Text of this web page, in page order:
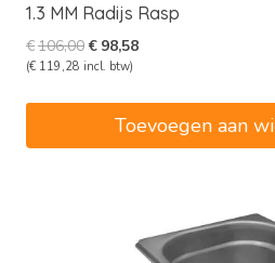
1.3 MM Radijs Rasp
€106,00Oorspronkelijke
prijs
€ 98,58Huidige
(€ 119,28 incl. btw)
Toevoegen aan